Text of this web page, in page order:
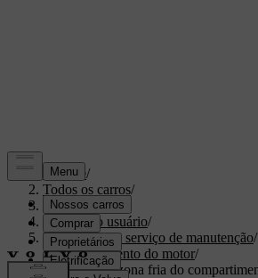
Suporte/
Todos os carros/
XC70 2016/
Manual do usuário/
Manutenção e serviço de manutenção/
Compartimento do motor/
Fusíveis - na zona fria do